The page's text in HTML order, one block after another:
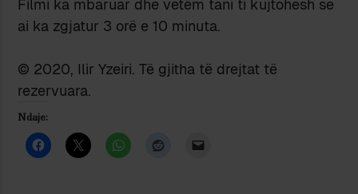
Filmi ka mbaruar dhe vetëm tani ti kujtohesh se
ai ka zgjatur 3 orë e 10 minuta.
© 2020, Ilir Yzeiri. Të gjitha të drejtat të
rezervuara.
Ndaje: